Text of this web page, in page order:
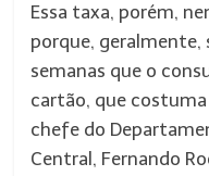
Essa taxa, porém,
porque, geralmente,
semanas que o
cartão, que
chefe do
Central, Fernando